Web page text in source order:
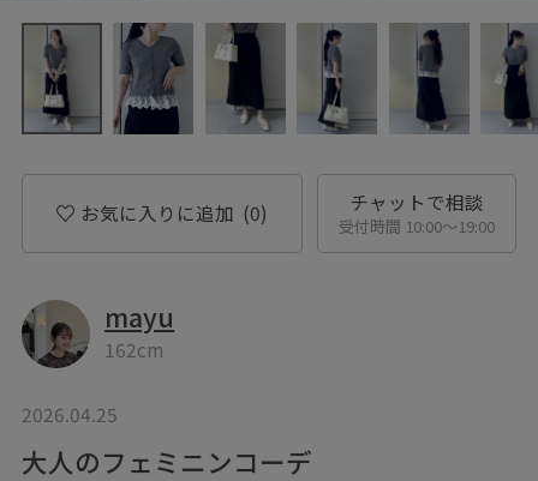
お気に入りに追加 (0) チャットで相談
受付時間 10:00〜19:00
mayu
162cm
2026.04.25
大人のフェミニンコーデ